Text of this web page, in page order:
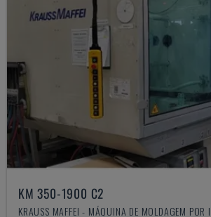
KM 350-1900 C2
KRAUSS MAFFEI - MÁQUINA DE MOLDAGEM